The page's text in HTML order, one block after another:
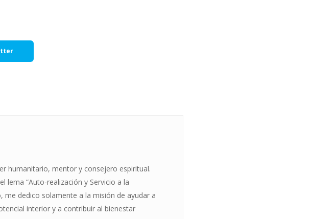
humanitario, mentor y consejero espiritual.
lema “Auto-realización y Servicio a la
me dedico solamente a la misión de ayudar a
interior y a contribuir al bienestar